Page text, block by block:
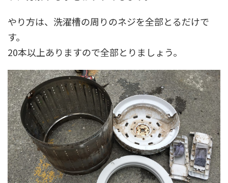
やり方は、洗濯槽の周りのネジを全部とるだけで
す。
20本以上ありますので全部とりましょう。